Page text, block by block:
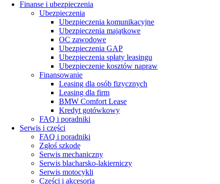
Finanse i ubezpieczenia
Ubezpieczenia
Ubezpieczenia komunikacyjne
Ubezpieczenia majątkowe
OC zawodowe
Ubezpieczenia GAP
Ubezpieczenia spłaty leasingu
Ubezpieczenie kosztów napraw
Finansowanie
Leasing dla osób fizycznych
Leasing dla firm
BMW Comfort Lease
Kredyt gotówkowy
FAQ i poradniki
Serwis i części
FAQ i poradniki
Zgłoś szkodę
Serwis mechaniczny
Serwis blacharsko-lakierniczy
Serwis motocykli
Części i akcesoria